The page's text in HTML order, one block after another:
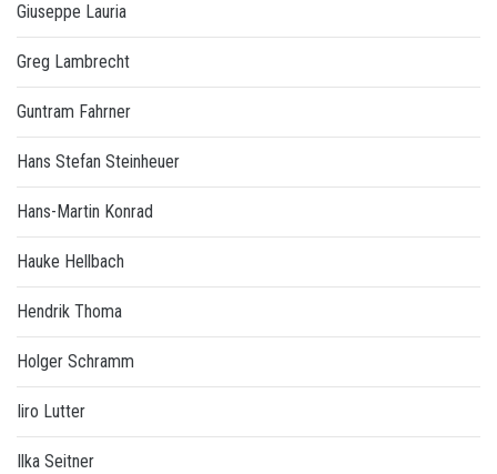
Giuseppe Lauria
Greg Lambrecht
Guntram Fahrner
Hans Stefan Steinheuer
Hans-Martin Konrad
Hauke Hellbach
Hendrik Thoma
Holger Schramm
Iiro Lutter
Ilka Seitner